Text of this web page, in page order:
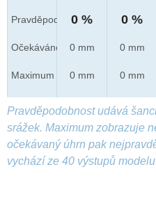
Pravděpod.
Očekáváno
Maximum
0 %
0 mm
0 mm
0 %
0 mm
0 mm
Pravděpodobnost udává
srážek. Maximum zobrazuje
očekávaný úhrn pak
vychází ze 40 výstupů